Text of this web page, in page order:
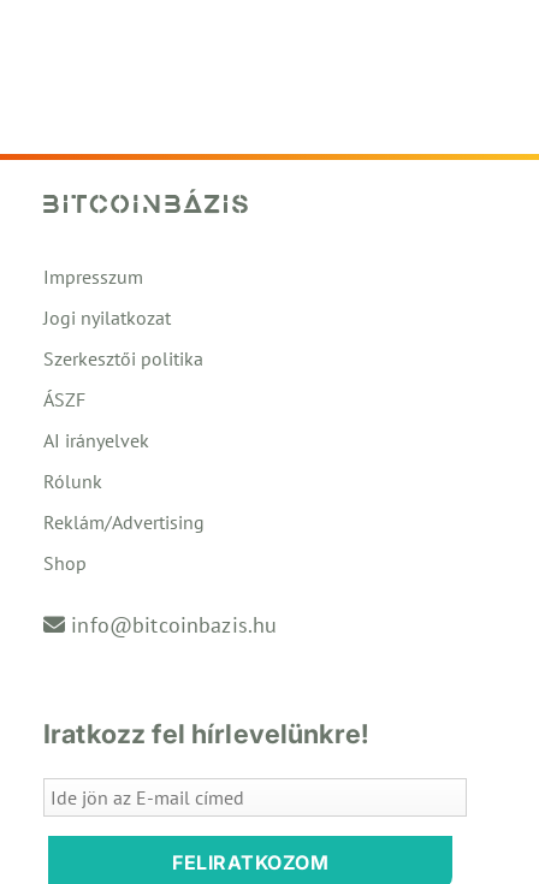
Impresszum
Jogi nyilatkozat
Szerkesztői politika
ÁSZF
AI irányelvek
Rólunk
Reklám/Advertising
Shop
info@bitcoinbazis.hu
Iratkozz fel hírlevelünkre!
FELIRATKOZOM